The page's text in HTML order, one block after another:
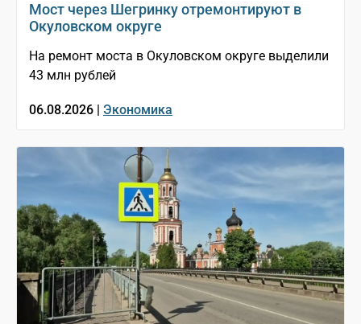
Мост через Шегринку отремонтируют в
Окуловском округе
На ремонт моста в Окуловском округе выделили
43 млн рублей
06.08.2026 | Экономика